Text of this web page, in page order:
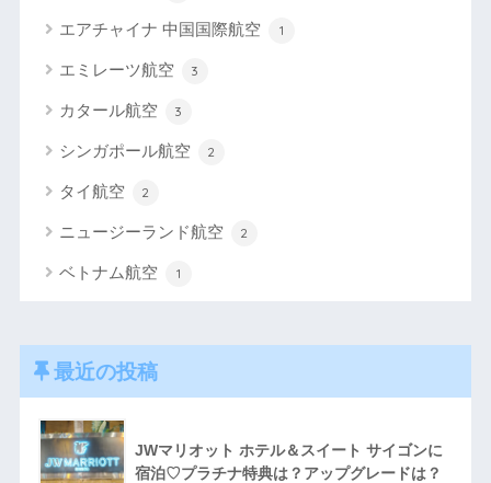
エアチャイナ 中国国際航空 1
エミレーツ航空 3
カタール航空 3
シンガポール航空 2
タイ航空 2
ニュージーランド航空 2
ベトナム航空 1
最近の投稿
JWマリオット ホテル＆スイート サイゴンに
宿泊♡プラチナ特典は？アップグレードは？